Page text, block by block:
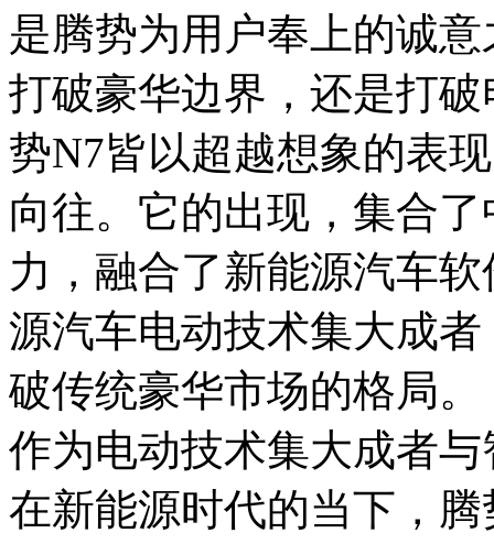
是腾势为用户奉上的诚
打破豪华边界，还是打
势N7皆以超越想象的表
向往。它的出现，集合
力，融合了新能源汽车
源汽车电动技术集大成
破传统豪华市场的格局。
作为电动技术集大成者
在新能源时代的当下，